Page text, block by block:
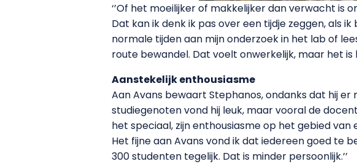
‘’Of het moeilijker of makkelijker dan verwacht is
Dat kan ik denk ik pas over een tijdje zeggen, als
normale tijden aan mijn onderzoek in het lab of
route bewandel. Dat voelt onwerkelijk, maar het is
Aanstekelijk enthousiasme
Aan Avans bewaart Stephanos, ondanks dat hij
studiegenoten vond hij leuk, maar vooral de
het speciaal, zijn enthousiasme op het gebied
Het fijne aan Avans vond ik dat iedereen goed te
300 studenten tegelijk. Dat is minder persoonlijk.’’